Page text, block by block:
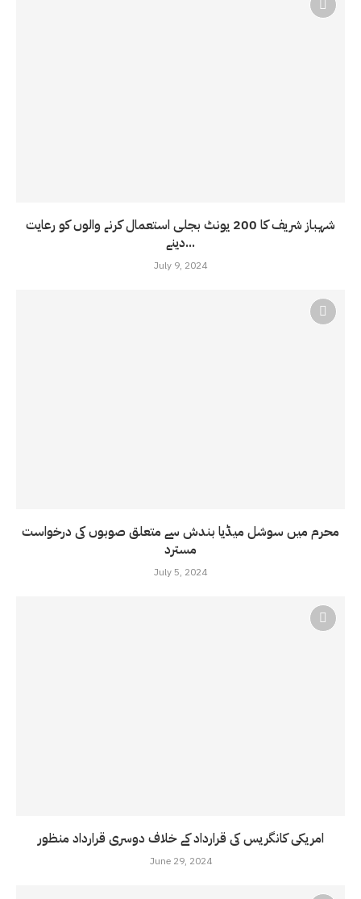
شہباز شریف کا 200 یونٹ بجلی استعمال کرنے والوں کو رعایت
دینے...
July 9, 2024
محرم میں سوشل میڈیا بندش سے متعلق صوبوں کی درخواست
مسترد
July 5, 2024
امریکی کانگریس کی قرارداد کے خلاف دوسری قرارداد منظور
June 29, 2024